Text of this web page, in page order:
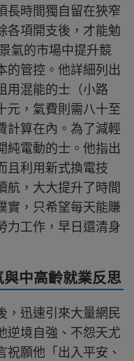
長時間獨自留在狹窄
各項開支後，才能勉
氣的市場中提升競
的管控。他詳細列出
用混能的士（小路
元，氣費則需八十至
計算在內。為了減輕
純電動的士。他指出
且利用新式換電技
航，大大提升了時間
實，只希望每天能賺
力工作，早日還清身
中高齡就業反思
，迅速引來大量網民
逆境自強、不怨天尤
祝願他「出入平安、